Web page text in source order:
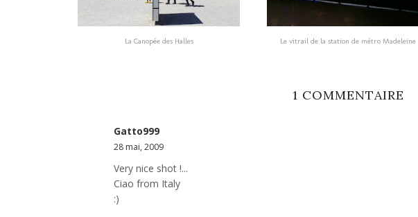
La Canopée des Halles Le vitrail de la station de métro Madeleine
1 COMMENTAIRE
Gatto999
28 mai, 2009
Very nice shot !...
Ciao from Italy
:)